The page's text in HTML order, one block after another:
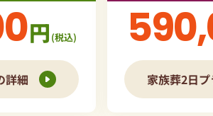
円 (税込)
詳細 家族葬2日